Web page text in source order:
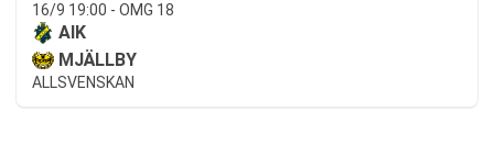
16/9 19:00 - OMG 18
AIK
MJÄLLBY
ALLSVENSKAN